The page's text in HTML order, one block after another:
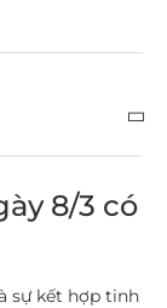
8/3 có
sự kết hợp tinh